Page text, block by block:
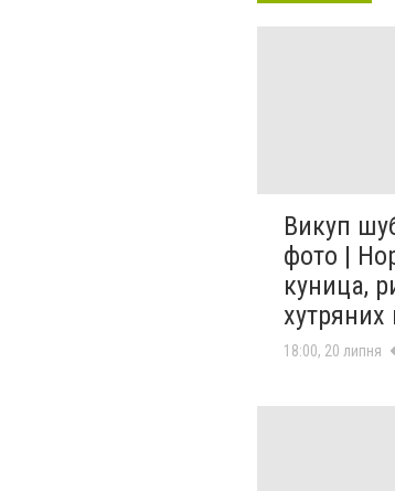
Викуп
фото |
куница,
хутряних
18:00, 20 липня